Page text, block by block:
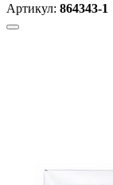
Артикул: 864343-1